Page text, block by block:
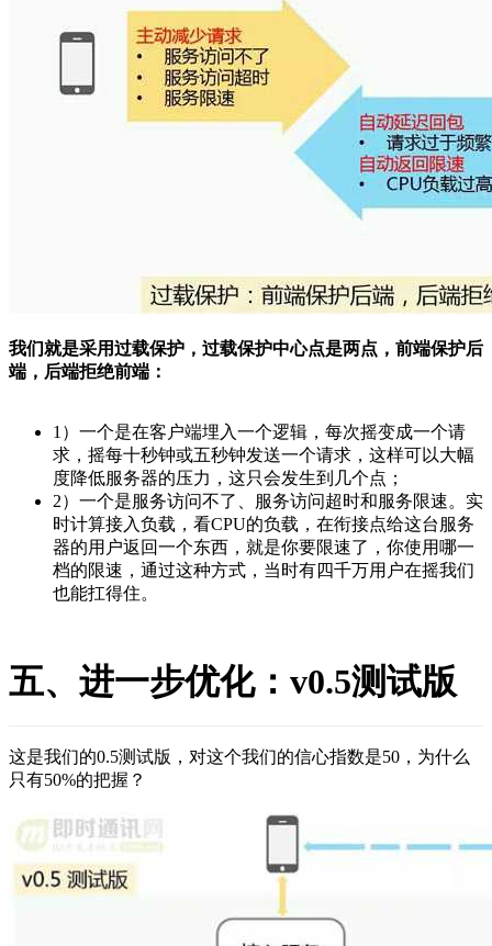
我们就是采用过载保护，过载保护中心点是两点，前端保护后
端，后端拒绝前端：
1）一个是在客户端埋入一个逻辑，每次摇变成一个请
求，摇每十秒钟或五秒钟发送一个请求，这样可以大幅
度降低服务器的压力，这只会发生到几个点；
2）一个是服务访问不了、服务访问超时和服务限速。实
时计算接入负载，看CPU的负载，在衔接点给这台服务
器的用户返回一个东西，就是你要限速了，你使用哪一
档的限速，通过这种方式，当时有四千万用户在摇我们
也能扛得住。
五、进一步优化：v0.5测试版
这是我们的0.5测试版，对这个我们的信心指数是50，为什么
只有50%的把握？